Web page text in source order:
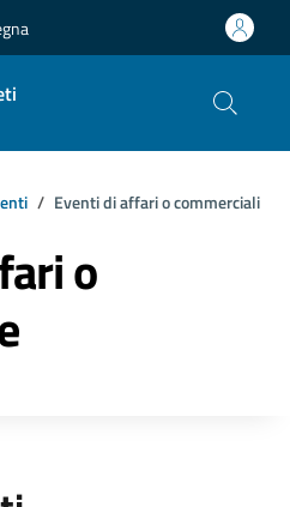
Eventi di affari o commerciali
o